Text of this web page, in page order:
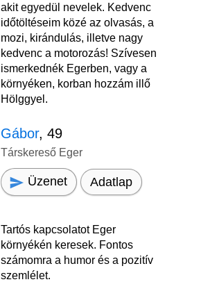
akit egyedül nevelek. Kedvenc
időtöltéseim közé az olvasás, a
mozi, kirándulás, illetve nagy
kedvenc a motorozás! Szívesen
ismerkednék Egerben, vagy a
környéken, korban hozzám illő
Hölggyel.
Gábor, 49
Társkereső Eger
Üzenet Adatlap
Tartós kapcsolatot Eger
környékén keresek. Fontos
számomra a humor és a pozitív
szemlélet.